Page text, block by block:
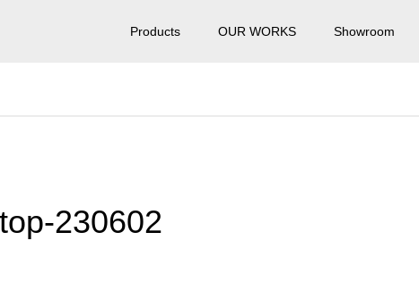
Products OUR WORKS Showroom
230602